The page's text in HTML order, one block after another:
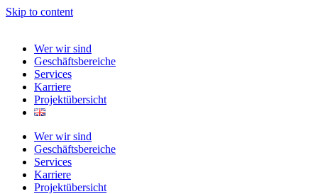
Skip to content
Wer wir sind
Geschäftsbereiche
Services
Karriere
Projektübersicht
Wer wir sind
Geschäftsbereiche
Services
Karriere
Projektübersicht